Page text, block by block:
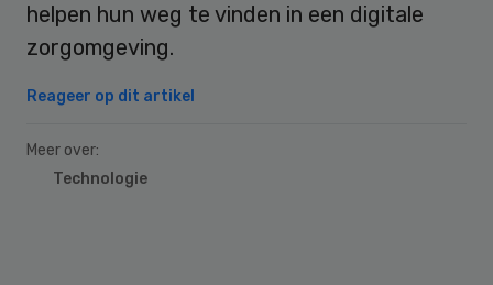
helpen hun weg te vinden in een digitale
zorgomgeving.
Reageer op dit artikel
Meer over:
Technologie